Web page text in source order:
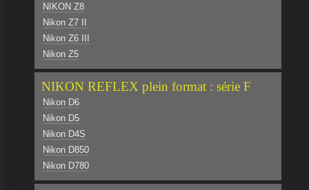
NIKON Z8
Nikon Z7 II
Nikon Z6 III
Nikon Z5
NIKON REFLEX plein format : série F
Nikon D6
Nikon D5
Nikon D4S
Nikon D850
Nikon D780